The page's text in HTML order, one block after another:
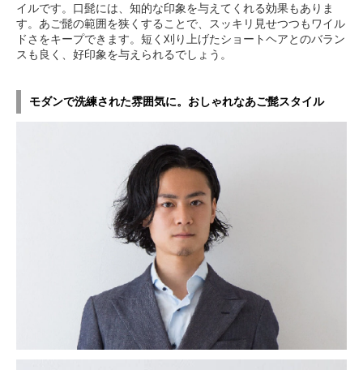
イルです。口髭には、知的な印象を与えてくれる効果もありま
す。あご髭の範囲を狭くすることで、スッキリ見せつつもワイル
ドさをキープできます。短く刈り上げたショートヘアとのバラン
スも良く、好印象を与えられるでしょう。
モダンで洗練された雰囲気に。おしゃれなあご髭スタイル